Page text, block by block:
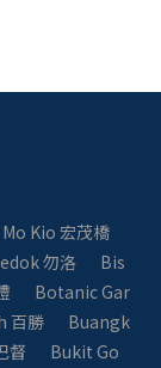
Kio 宏茂橋
勿洛
Bis
Botanic Gar
百勝
Buangk
督
Bukit Go